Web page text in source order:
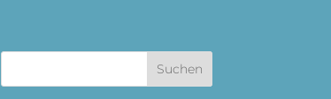
Suchen